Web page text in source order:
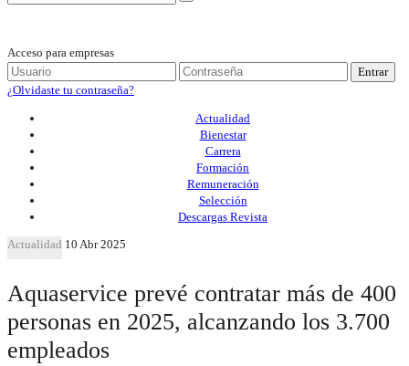
Acceso para empresas
Entrar
¿Olvidaste tu contraseña?
Actualidad
Bienestar
Carrera
Formación
Remuneración
Selección
Descargas Revista
Actualidad 10 Abr 2025
Aquaservice prevé contratar más de 400
personas en 2025, alcanzando los 3.700
empleados